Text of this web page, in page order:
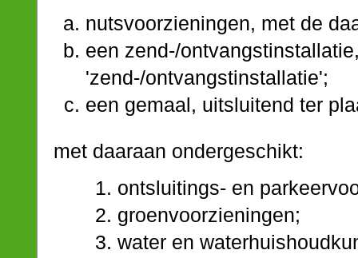
nutsvoorzieningen, met de
een zend-/
'zend-/ontvangstinstallatie';
een gemaal, uitsluitend ter
met daaraan ondergeschikt:
ontsluitings- en
groenvoorzieningen;
water en